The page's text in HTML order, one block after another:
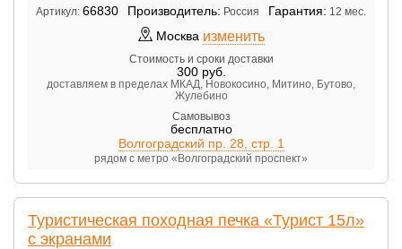
Артикул: 66830 Производитель: Россия Гарантия: 12 мес.
Москва изменить
Стоимость и сроки доставки
300руб.
доставляем в пределах МКАД, Новокосино, Митино, Бутово,
Жулебино
Самовывоз
бесплатно
Волгоградский пр. 28, стр. 1
рядом с метро «Волгоградский проспект»
Туристическая походная печка «Турист 15л»
с экранами